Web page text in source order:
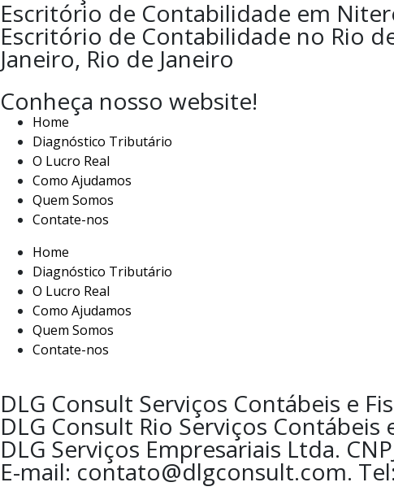
Escritório de Contabilidade em
Escritório de Contabilidade no Rio
Janeiro, Rio de Janeiro
Conheça nosso website!
Home
Diagnóstico Tributário
O Lucro Real
Como Ajudamos
Quem Somos
Contate-nos
Home
Diagnóstico Tributário
O Lucro Real
Como Ajudamos
Quem Somos
Contate-nos
DLG Consult Serviços Contábeis e
DLG Consult Rio Serviços Contábeis
DLG Serviços Empresariais Ltda.
E-mail: contato@dlgconsult.com.